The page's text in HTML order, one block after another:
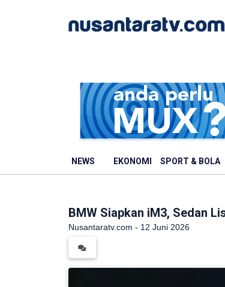
NEWS EKONOMI SPORT & BOLA
BMW Siapkan iM3, Sedan
Nusantaratv.com - 12 Juni 2026